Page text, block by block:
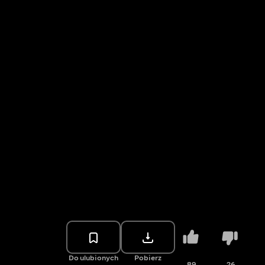
Do ulubionych Pobierz